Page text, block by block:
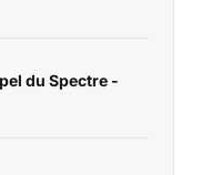
du Spectre -